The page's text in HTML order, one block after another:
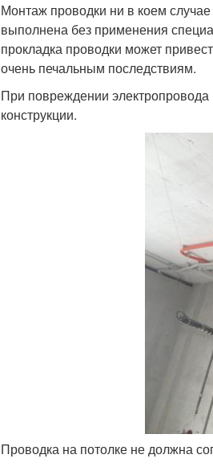
Монтаж проводки ни в коем
выполнена без применения
прокладка проводки может
очень печальным последствиям.
При повреждении электропровода
конструкции.
Проводка на потолке не должна